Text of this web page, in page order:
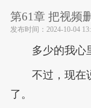
第61章 把视频
发布时间： 2024-10-04
多少的我心
不过，现在
了。